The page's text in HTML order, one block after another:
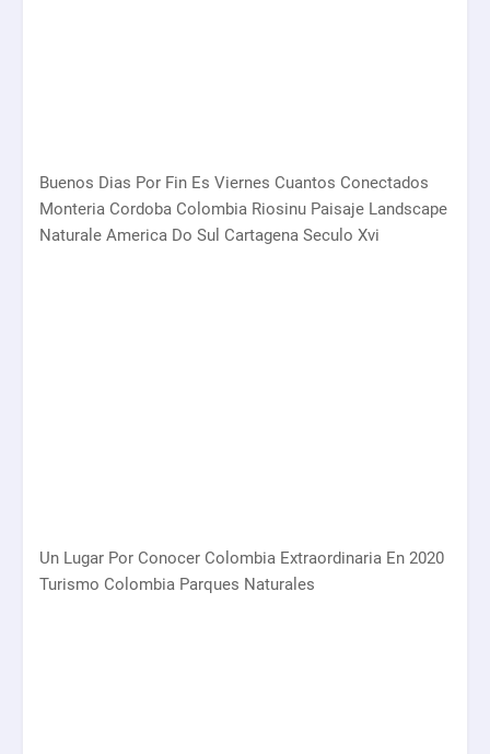
Buenos Dias Por Fin Es Viernes Cuantos Conectados
Monteria Cordoba Colombia Riosinu Paisaje Landscape
Naturale America Do Sul Cartagena Seculo Xvi
Un Lugar Por Conocer Colombia Extraordinaria En 2020
Turismo Colombia Parques Naturales